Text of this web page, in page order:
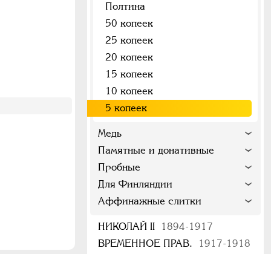
Полтина
50 копеек
25 копеек
20 копеек
15 копеек
10 копеек
5 копеек
Медь
Памятные и донативные
Пробные
Для Финляндии
Аффинажные слитки
НИКОЛАЙ II
1894-1917
ВРЕМЕННОЕ ПРАВ.
1917-1918